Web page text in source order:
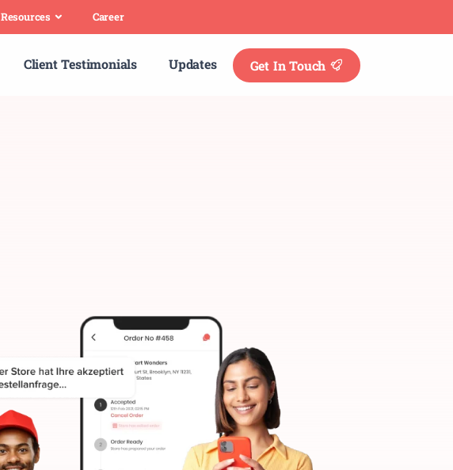
Resources Career
Client Testimonials Updates Get In Touch